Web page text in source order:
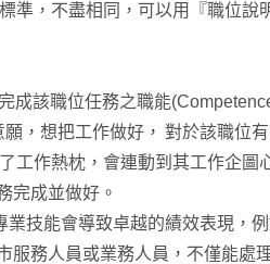
準，不盡相同，可以用『職位說
成該職位任務之職能
，想把工作做好， 對於該職位
工作熱枕，會連動到其工作企圖
完成並做好。
技能會導致卓越的績效表現，
服務人員或業務人員，不僅能處